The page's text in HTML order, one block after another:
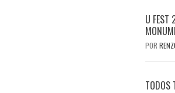
U FEST
POR
TODOS